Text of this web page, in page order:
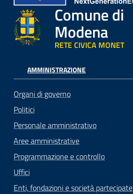
Comune di
Modena
RETE CIVICA MONET
AMMINISTRAZIONE
Organi di governo
Politici
Personale amministrativo
Aree amministrative
Programmazione e controllo
Uffici
Enti, fondazioni e società partecipate